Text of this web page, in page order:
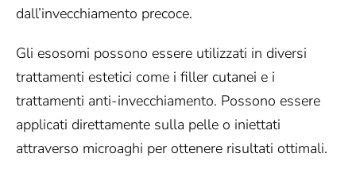
dall’invecchiamento precoce.
Gli esosomi possono essere utilizzati in diversi
trattamenti estetici come i filler cutanei e i
trattamenti anti-invecchiamento. Possono essere
applicati direttamente sulla pelle o iniettati
attraverso microaghi per ottenere risultati ottimali.